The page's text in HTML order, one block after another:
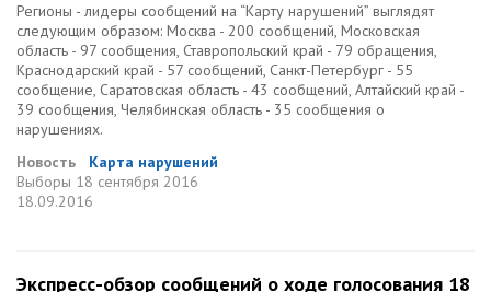
Регионы - лидеры сообщений на “Карту нарушений” выглядят
следующим образом: Москва - 200 сообщений, Московская
область - 97 сообщения, Ставропольский край - 79 обращения,
Краснодарский край - 57 сообщений, Санкт-Петербург - 55
сообщение, Саратовская область - 43 сообщений, Алтайский край -
39 сообщения, Челябинская область - 35 сообщения о
нарушениях.
Новость
Карта нарушений
Выборы 18 сентября 2016
18.09.2016
Экспресс-обзор сообщений о ходе голосования 18